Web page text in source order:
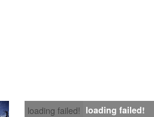
loading failed! loading failed!